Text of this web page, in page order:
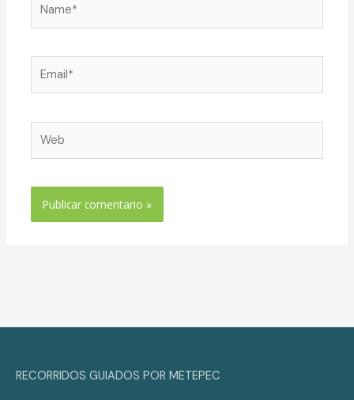
RECORRIDOS GUIADOS POR METEPEC